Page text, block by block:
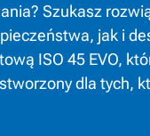
Szukasz
jak i
ISO 45 EVO,
dla tych,